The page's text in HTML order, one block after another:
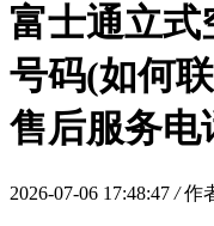
富士通立式
号码(如何
售后服务电
2026-07-06 17:48:47 / 作